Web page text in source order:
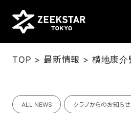
NEWS
TOP > 最新情報 >
ALL NEWS クラブからのお知らせ